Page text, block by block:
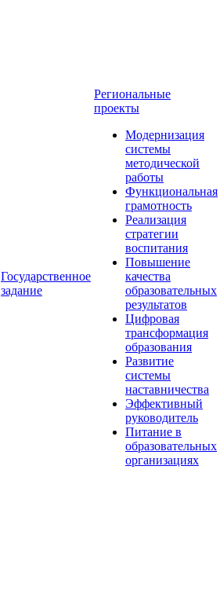
Государственное
задание
Региональные
проекты
Модернизация
системы
методической
работы
Функциональная
грамотность
Реализация
стратегии
воспитания
Повышение
качества
образовательных
результатов
Цифровая
трансформация
образования
Развитие
системы
наставничества
Эффективный
руководитель
Питание в
образовательных
организациях